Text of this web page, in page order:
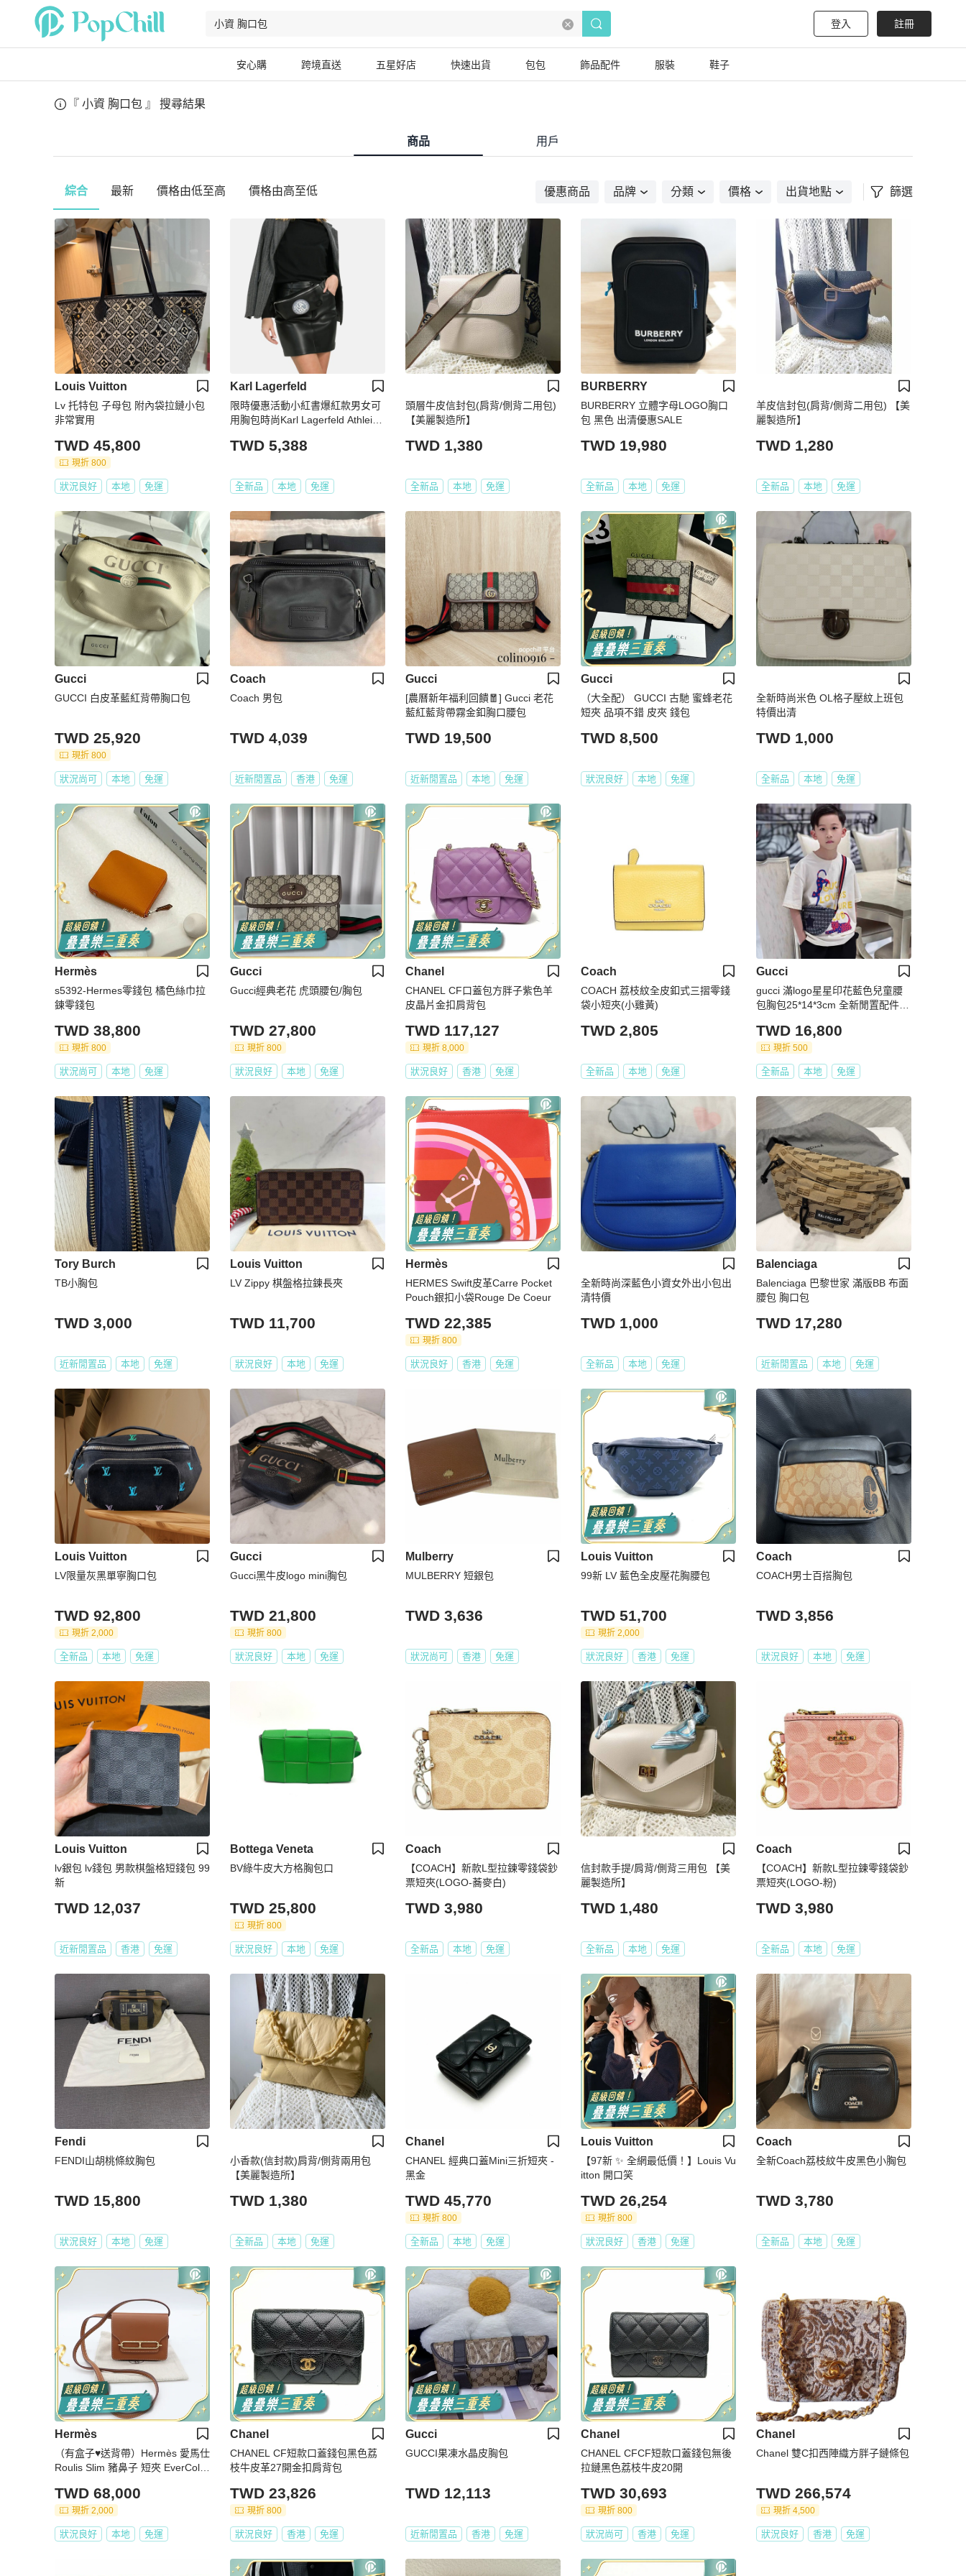
登入 註冊
安心購 跨境直送 五星好店 快速出貨 包包 飾品配件 服裝 鞋子
『 小資 胸口包 』 搜尋結果
商品 用戶
綜合 最新 價格由低至高 價格由高至低 優惠商品 品牌 分類 價格 出貨地點 篩選
Louis Vuitton
Lv 托特包 子母包 附內袋拉鏈小包
非常實用
TWD 45,800
現折 800
狀況良好 本地 免運
Karl Lagerfeld
限時優惠活動小紅書爆紅款男女可
用胸包時尚Karl Lagerfeld Athleisu
未拆全新款男/女都可用
TWD 5,388
全新品 本地 免運
頭層牛皮信封包(肩背/側背二用包)
【美麗製造所】
TWD 1,380
全新品 本地 免運
BURBERRY
BURBERRY 立體字母LOGO胸口
包 黑色 出清優惠SALE
TWD 19,980
全新品 本地 免運
羊皮信封包(肩背/側背二用包) 【美
麗製造所】
TWD 1,280
全新品 本地 免運
Gucci
GUCCI 白皮革藍紅背帶胸口包
TWD 25,920
現折 800
狀況尚可 本地 免運
Coach
Coach 男包
TWD 4,039
近新閒置品 香港 免運
Gucci
[農曆新年福利回饋🧧] Gucci 老花
藍紅藍背帶霧金釦胸口腰包
TWD 19,500
近新閒置品 本地 免運
Gucci
（大全配） GUCCI 古馳 蜜蜂老花
短夾 品項不錯 皮夾 錢包
TWD 8,500
狀況良好 本地 免運
全新時尚米色 OL格子壓紋上班包
特價出清
TWD 1,000
全新品 本地 免運
Hermès
s5392-Hermes零錢包 橘色絲巾拉
鍊零錢包
TWD 38,800
現折 800
狀況尚可 本地 免運
Gucci
Gucci經典老花 虎頭腰包/胸包
TWD 27,800
現折 800
狀況良好 本地 免運
Chanel
CHANEL CF口蓋包方胖子紫色羊
皮晶片金扣肩背包
TWD 117,127
現折 8,000
狀況良好 香港 免運
Coach
COACH 荔枝紋全皮釦式三摺零錢
袋小短夾(小雞黃)
TWD 2,805
全新品 本地 免運
Gucci
gucci 滿logo星星印花藍色兒童腰
包胸包25*14*3cm 全新閒置配件塵
TWD 16,800
現折 500
全新品 本地 免運
Tory Burch
TB小胸包
TWD 3,000
近新閒置品 本地 免運
Louis Vuitton
LV Zippy 棋盤格拉鍊長夾
TWD 11,700
狀況良好 本地 免運
Hermès
HERMES Swift皮革Carre Pocket
Pouch銀扣小袋Rouge De Coeur
TWD 22,385
現折 800
狀況良好 香港 免運
全新時尚深藍色小資女外出小包出
清特價
TWD 1,000
全新品 本地 免運
Balenciaga
Balenciaga 巴黎世家 滿版BB 布面
腰包 胸口包
TWD 17,280
近新閒置品 本地 免運
Louis Vuitton
LV限量灰黑單寧胸口包
TWD 92,800
現折 2,000
全新品 本地 免運
Gucci
Gucci黑牛皮logo mini胸包
TWD 21,800
現折 800
狀況良好 本地 免運
Mulberry
MULBERRY 短銀包
TWD 3,636
狀況尚可 香港 免運
Louis Vuitton
99新 LV 藍色全皮壓花胸腰包
TWD 51,700
現折 2,000
狀況良好 香港 免運
Coach
COACH男士百搭胸包
TWD 3,856
狀況良好 本地 免運
Louis Vuitton
lv銀包 lv錢包 男款棋盤格短錢包 99
新
TWD 12,037
近新閒置品 香港 免運
Bottega Veneta
BV綠牛皮大方格胸包口
TWD 25,800
現折 800
狀況良好 本地 免運
Coach
【COACH】新款L型拉鍊零錢袋鈔
票短夾(LOGO-蕎麥白)
TWD 3,980
全新品 本地 免運
信封款手提/肩背/側背三用包 【美
麗製造所】
TWD 1,480
全新品 本地 免運
Coach
【COACH】新款L型拉鍊零錢袋鈔
票短夾(LOGO-粉)
TWD 3,980
全新品 本地 免運
Fendi
FENDI山胡桃條紋胸包
TWD 15,800
狀況良好 本地 免運
小香款(信封款)肩背/側背兩用包
【美麗製造所】
TWD 1,380
全新品 本地 免運
Chanel
CHANEL 經典口蓋Mini三折短夾 -
黑金
TWD 45,770
現折 800
全新品 本地 免運
Louis Vuitton
【97新 ✨ 全網最低價！】Louis Vu
itton 開口笑
TWD 26,254
現折 800
狀況良好 香港 免運
Coach
全新Coach荔枝紋牛皮黑色小胸包
TWD 3,780
全新品 本地 免運
Hermès
（有盒子♥️送背帶）Hermès 愛馬仕
Roulis Slim 豬鼻子 短夾 EverColor
TWD 68,000
現折 2,000
狀況良好 本地 免運
Chanel
CHANEL CF短款口蓋錢包黑色荔
枝牛皮革27開金扣肩背包
TWD 23,826
現折 800
狀況良好 香港 免運
Gucci
GUCCI果凍水晶皮胸包
TWD 12,113
近新閒置品 香港 免運
Chanel
CHANEL CFCF短款口蓋錢包無後
拉鏈黑色荔枝牛皮20開
TWD 30,693
現折 800
狀況尚可 香港 免運
Chanel
Chanel 雙C扣西陣織方胖子鏈條包
TWD 266,574
現折 4,500
狀況良好 香港 免運